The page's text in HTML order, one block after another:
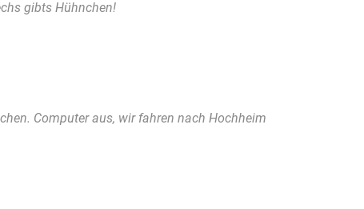
gibts Hühnchen!
Computer aus, wir fahren nach Hochheim